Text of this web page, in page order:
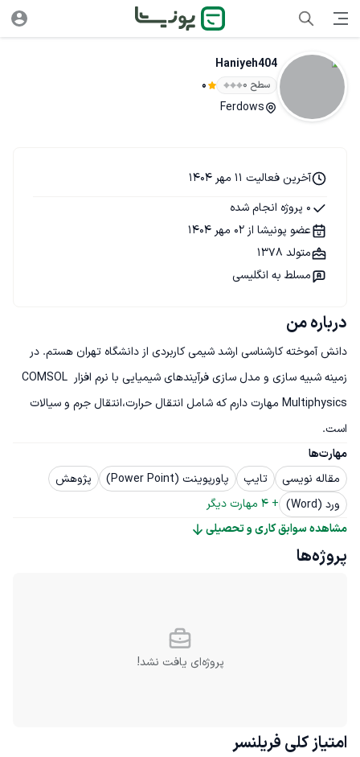
Haniyeh404
سطح ۰ 0
Ferdows
درباره من
دانش آموخته کارشناسی ارشد شیمی کاربردی از دانشگاه تهران هستم. در
زمینه شبیه سازی و مدل سازی فرآیندهای شیمیایی با نرم افزار COMSOL
Multiphysics مهارت دارم که شامل انتقال حرارت،انتقال جرم و سیالات
است.
مهارت‌ها
مقاله نویسی
تایپ پاورپوینت (Power Point)
پژوهش
ورد (Word)
+
4 مهارت دیگر
مشاهده سوابق کاری و تحصیلی
آخرین فعالیت 11 مهر 1404
0 پروژه انجام شده
عضو پونیشا از 02 مهر 1404
متولد 1378
مسلط به انگلیسی
پروژه‌ها
پروژه‌ای یافت نشد!
امتیاز کلی فریلنسر